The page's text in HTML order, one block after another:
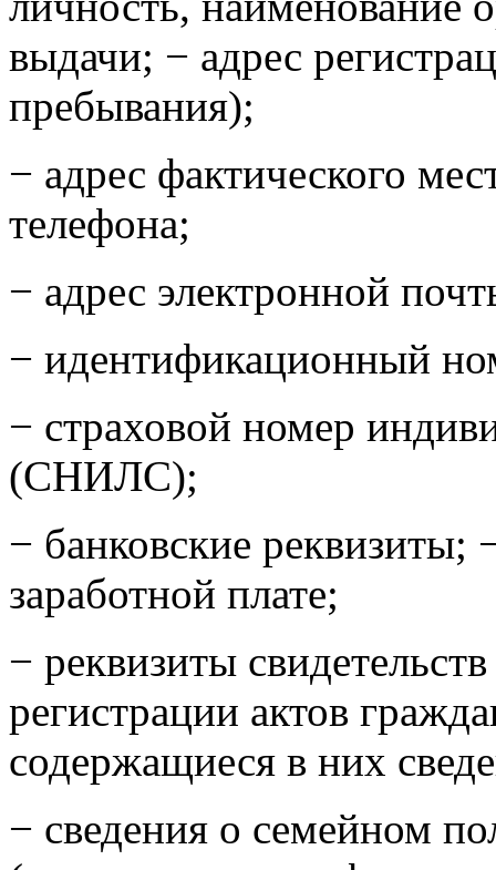
выдачи; − адрес
пребывания);
− адрес фактического
телефона;
− адрес электронной
− идентификационный
− страховой номер
(СНИЛС);
− банковские реквизиты;
заработной плате;
− реквизиты
регистрации актов
содержащиеся в них
− сведения о семейном